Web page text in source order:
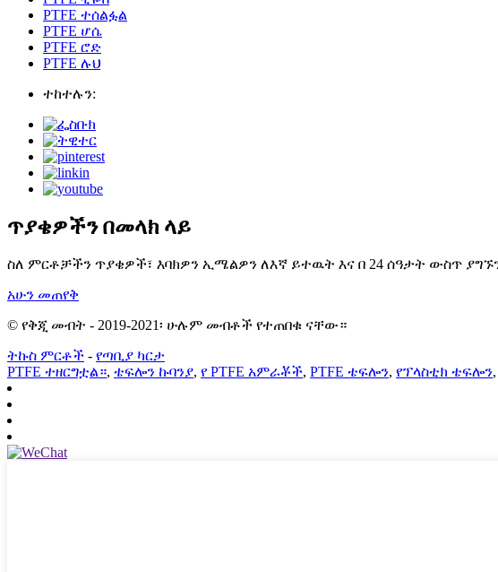
PTFE ተሰልፏል
PTFE ሆሴ
PTFE ሮድ
PTFE ሉህ
ተከተሉን:
ጥያቄዎችን በመላክ ላይ
ስለ ምርቶቻችን ጥያቄዎች፣ እባክዎን ኢሜልዎን ለእኛ ይተዉት እና በ 24 ሰዓታት ውስጥ
አሁን መጠየቅ
© የቅጂ መብት - 2019-2021፡ ሁሉም መብቶች የተጠበቁ ናቸው።
ትኩስ ምርቶች - የጣቢያ ካርታ
PTFE ተዘርግቷል።, ቴፍሎን ኩባንያ, የ PTFE አምራቾች, PTFE ቴፍሎን, የፕላስቲክ ቴፍሎን,